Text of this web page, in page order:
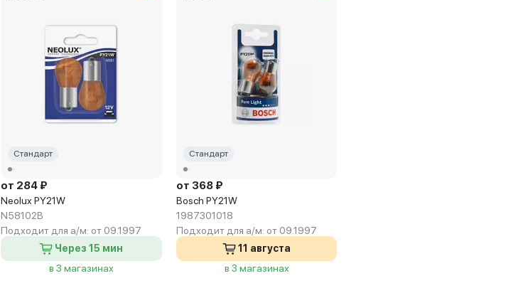
Стандарт
от 284 ₽
Neolux PY21W
N58102B
Подходит для а/м: от 09.1997
Через 15 мин
в 3 магазинах
Стандарт
от 368 ₽
Bosch PY21W
1987301018
Подходит для а/м: от 09.1997
11 августа
в 3 магазинах